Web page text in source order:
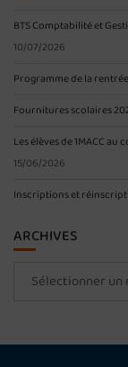
BTS Comptabilité et
10/07/2026
Programme de la
Fournitures scolaires
Les élèves de 1MACC
15/06/2026
Inscriptions et
ARCHIVES